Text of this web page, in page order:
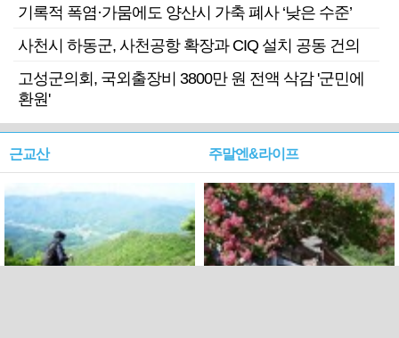
기록적 폭염·가뭄에도 양산시 가축 폐사 ‘낮은 수준’
사천시 하동군, 사천공항 확장과 CIQ 설치 공동 건의
고성군의회, 국외출장비 3800만 원 전액 삭감 '군민에
환원'
근교산 주말엔&라이프